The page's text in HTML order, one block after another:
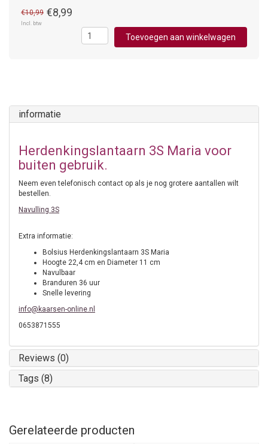
€10,99 €8,99
Incl. btw
Toevoegen aan winkelwagen
informatie
Herdenkingslantaarn 3S Maria voor
buiten gebruik.
Neem even telefonisch contact op als je nog grotere aantallen wilt
bestellen.
Navulling 3S
Extra informatie:
Bolsius Herdenkingslantaarn 3S Maria
Hoogte 22,4 cm en Diameter 11 cm
Navulbaar
Branduren 36 uur
Snelle levering
info@kaarsen-online.nl
0653871555
Reviews (0)
Tags (8)
Gerelateerde producten